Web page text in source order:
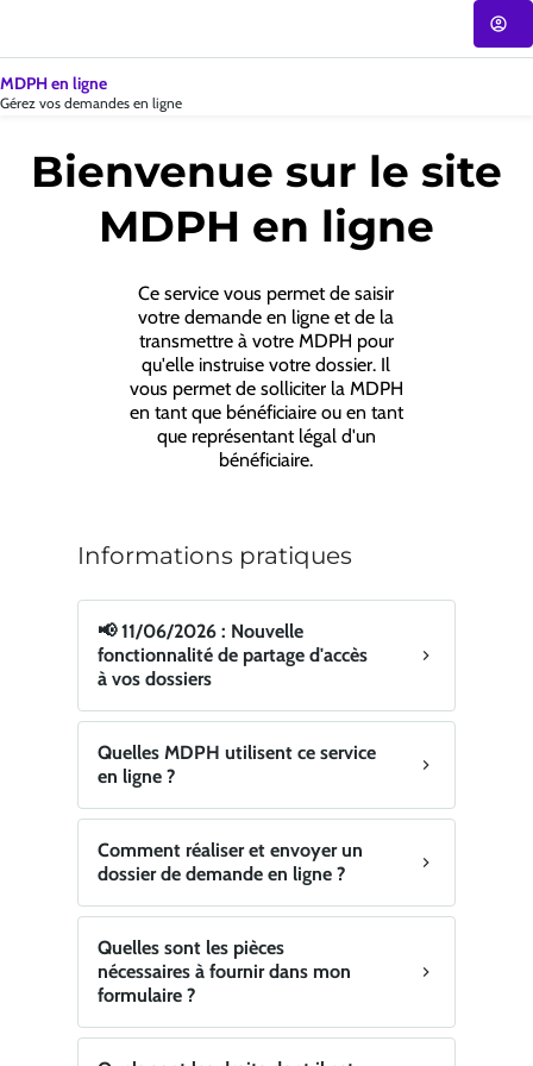
CNSA
MDPH en ligne
Gérez vos demandes en ligne
Bienvenue sur le site
MDPH en ligne
Ce service vous permet de saisir
votre demande en ligne et de la
transmettre à votre MDPH pour
qu'elle instruise votre dossier. Il
vous permet de solliciter la MDPH
en tant que bénéficiaire ou en tant
que représentant légal d'un
bénéficiaire.
Informations pratiques